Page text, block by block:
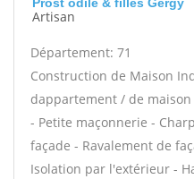
Artisan
Département: 71
Construction de Maison
dappartement / de
- Petite maçonnerie -
façade - Ravalement de
Isolation par l'extérieur -